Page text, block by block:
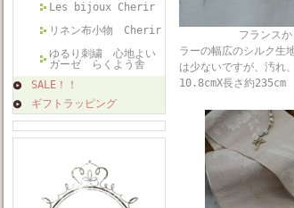
Les bijoux Cherir
リネン布小物 Cherir
ゆるり刺繍 心地よい
ガーゼ らくよう舎
SALE！！
ギフトラッピング
フランスから届い
ラーの幅広のシルク生
は少ないですが、汚
10.8cmX長さ約235cm